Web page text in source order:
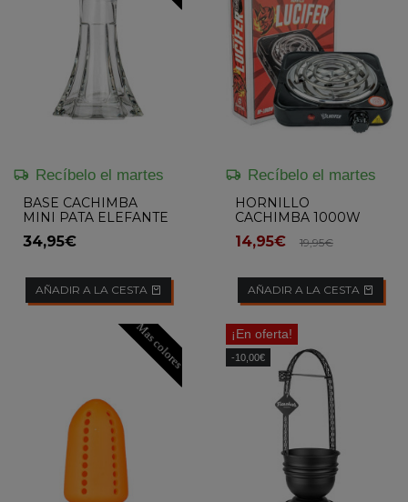
Recíbelo el martes
BASE CACHIMBA
MINI PATA ELEFANTE
FLOWKAH
34,95€
AÑADIR A LA CESTA
Recíbelo el martes
HORNILLO
CACHIMBA 1000W
LUCIFER FLOWKAH
14,95€ 19,95€
AÑADIR A LA CESTA
Mas colores ¡En oferta!
-10,00€